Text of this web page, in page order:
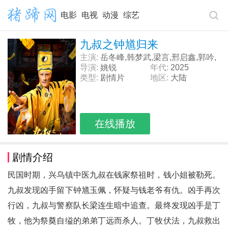
电影 电视 动漫 综艺
九叔之钟馗归来
主演: 岳冬峰,韩梦武,梁言,邢启鑫,郭吟,
董一泽,
导演: 姚锐 年代: 2025
类型: 剧情片 地区: 大陆
在线播放
剧情介绍
民国时期，兴乌镇中医九叔在钱家祭祖时，钱小姐被勒死。
九叔发现凶手留下钟馗玉佩，怀疑与钱老爷有仇。凶手再次
行凶，九叔与警察队长梁连生暗中追查。最终发现凶手是丁
牧，他为祭奠自缢的弟弟丁远而杀人。丁牧伏法，九叔救出